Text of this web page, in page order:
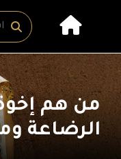
من هم
الرضاعة